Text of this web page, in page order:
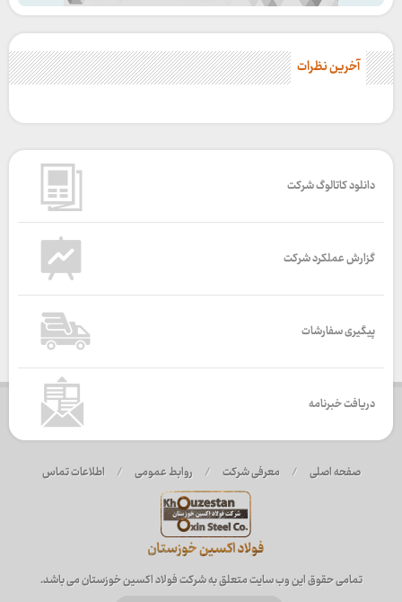
آخرین نظرات
دانلود کاتالوگ شرکت
گزارش عملکرد شرکت
پیگیری سفارشات
دریافت خبرنامه
صفحه اصلی / معرفی شرکت / روابط عمومی / اطلاعات تماس
تمامی حقوق این وب سایت متعلق به شرکت فولاد اکسین خوزستان می باشد.